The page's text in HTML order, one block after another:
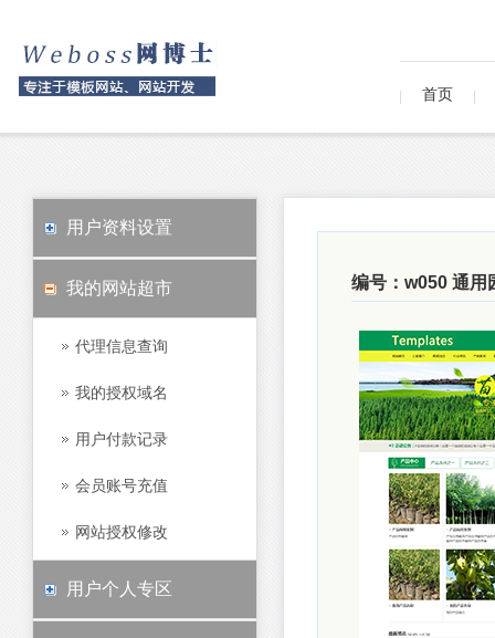
首页
用户资料设置
我的网站超市
代理信息查询
我的授权域名
用户付款记录
会员账号充值
网站授权修改
用户个人专区
编号：w050 通用